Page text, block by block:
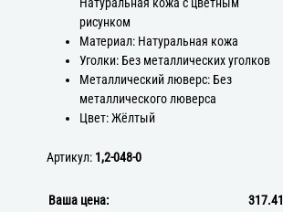
рисунком
Материал: Натуральная кожа
Уголки: Без металлических уголков
Металлический люверс: Без
металлического люверса
Цвет: Жёлтый
Артикул: 1,2-048-0
Ваша цена:
317.41